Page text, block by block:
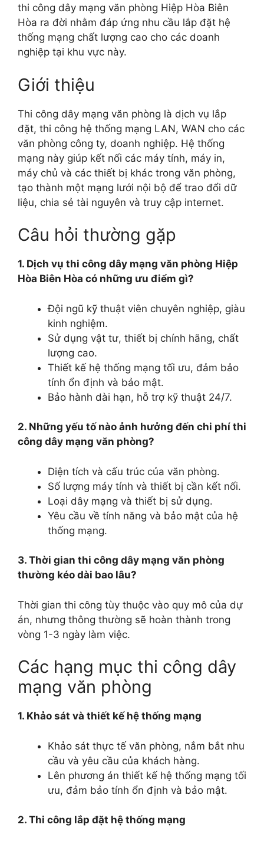
thi công dây mạng văn phòng Hiệp Hòa Biên
Hòa ra đời nhằm đáp ứng nhu cầu lắp đặt hệ
thống mạng chất lượng cao cho các doanh
nghiệp tại khu vực này.
Giới thiệu
Thi công dây mạng văn phòng là dịch vụ lắp
đặt, thi công hệ thống mạng LAN, WAN cho các
văn phòng công ty, doanh nghiệp. Hệ thống
mạng này giúp kết nối các máy tính, máy in,
máy chủ và các thiết bị khác trong văn phòng,
tạo thành một mạng lưới nội bộ để trao đổi dữ
liệu, chia sẻ tài nguyên và truy cập internet.
Câu hỏi thường gặp
1. Dịch vụ thi công dây mạng văn phòng Hiệp
Hòa Biên Hòa có những ưu điểm gì?
Đội ngũ kỹ thuật viên chuyên nghiệp, giàu
kinh nghiệm.
Sử dụng vật tư, thiết bị chính hãng, chất
lượng cao.
Thiết kế hệ thống mạng tối ưu, đảm bảo
tính ổn định và bảo mật.
Bảo hành dài hạn, hỗ trợ kỹ thuật 24/7.
2. Những yếu tố nào ảnh hưởng đến chi phí thi
công dây mạng văn phòng?
Diện tích và cấu trúc của văn phòng.
Số lượng máy tính và thiết bị cần kết nối.
Loại dây mạng và thiết bị sử dụng.
Yêu cầu về tính năng và bảo mật của hệ
thống mạng.
3. Thời gian thi công dây mạng văn phòng
thường kéo dài bao lâu?
Thời gian thi công tùy thuộc vào quy mô của dự
án, nhưng thông thường sẽ hoàn thành trong
vòng 1-3 ngày làm việc.
Các hạng mục thi công dây
mạng văn phòng
1. Khảo sát và thiết kế hệ thống mạng
Khảo sát thực tế văn phòng, nắm bắt nhu
cầu và yêu cầu của khách hàng.
Lên phương án thiết kế hệ thống mạng tối
ưu, đảm bảo tính ổn định và bảo mật.
2. Thi công lắp đặt hệ thống mạng